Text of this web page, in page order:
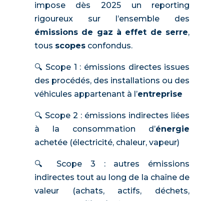
impose dès 2025 un reporting
rigoureux sur l’ensemble des
émissions de gaz à effet de serre,
tous scopesconfondus.
🔍 Scope 1 : émissions directes issues
des procédés, des installations ou des
véhicules appartenant à l’entreprise
🔍 Scope 2 : émissions indirectes liées
à la consommation d’énergie
achetée (électricité, chaleur, vapeur)
🔍 Scope 3 : autres émissions
indirectes tout au long de la chaîne de
valeur (achats, actifs, déchets,